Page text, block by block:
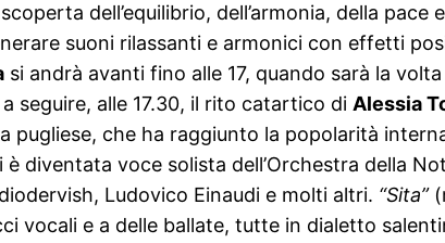
dell’equilibrio, dell’armonia, della
suoni rilassanti e armonici con effetti
si andrà avanti fino alle 17, quando sarà la volta
seguire, alle 17.30, il rito catartico di Alessia
pugliese, che ha raggiunto la popolarità
diventata voce solista dell’Orchestra della
Ludovico Einaudi e molti altri. “Sita”
vocali e a delle ballate, tutte in dialetto